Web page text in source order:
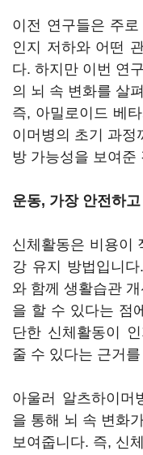
이전 연구들은 주
인지 저하와 어떤
다. 하지만 이번 연
의 뇌 속 변화를 살
즉, 아밀로이드 베
이머병의 초기 과정
방 가능성을 보여준
운동, 가장 안전하
신체활동은 비용이
강 유지 방법입니
와 함께 생활습관
을 할 수 있다는 점
단한 신체활동이
줄 수 있다는 근거
아울러 알츠하이머
을 통해 뇌 속 변화
보여줍니다. 즉, 신